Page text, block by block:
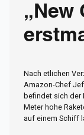
„New
Nach etlichen
Amazon-Chef
befindet sich der
Meter hohe
auf einem Schiff